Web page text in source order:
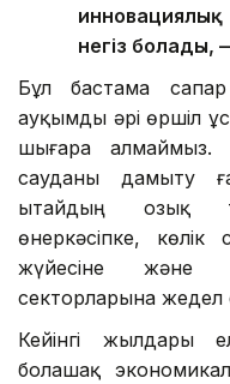
негіз болады,
Бұл бастама
ауқымды әрі өршіл
шығара
сауданы дамыту
Қытайдың озық
өнеркәсіпке, көлік
жүйесіне және
секторларына жедел
Кейінгі жылдары
болашақ